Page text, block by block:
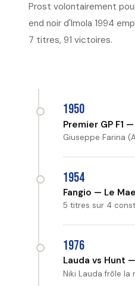
Prost volontairement
end noir d'Imola 1994
7 titres, 91 victoires.
1950
Premier GP F1
Giuseppe Farina
1954
Fangio — Le
5 titres sur 4
1976
Lauda vs Hunt
Niki Lauda frôle la